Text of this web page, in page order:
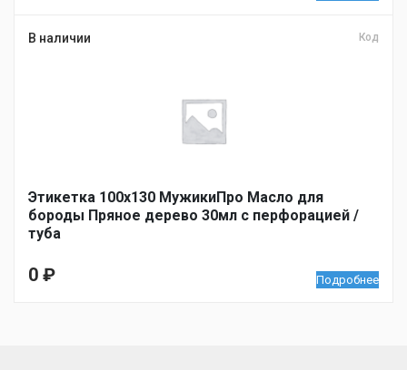
В наличии Код
Этикетка 100х130 МужикиПро Масло для
бороды Пряное дерево 30мл с перфорацией /
туба
0 ₽ Подробнее